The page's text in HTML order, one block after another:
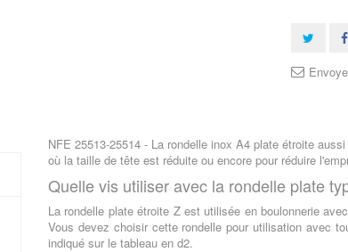
NFE 25513-25514 - La rondelle inox A4 plate étroite
où la taille de tête est réduite ou encore pour réduire
Quelle vis utiliser avec la rondelle plate
La rondelle plate étroite Z est utilisée en boulonnerie
Vous devez choisir cette rondelle pour utilisation avec
indiqué sur le tableau en d2.